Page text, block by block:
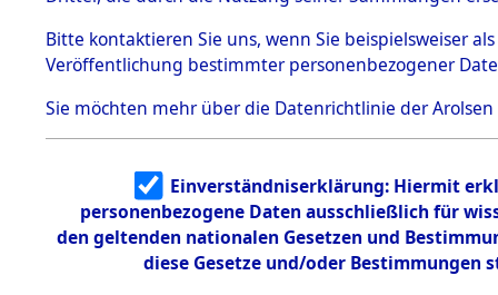
Effekten aus
dem KZ
Dachau,
Landesentsch
ädigungsamt
Effekten aus
dem KZ
Neuengamm
e
Dokument
4467
DOKUMENTE
Bitte kontaktieren Sie uns, wenn Sie beispielsweiser
Veröffentlichung bestimmter personenbezogener
Sie möchten mehr über die Datenrichtlinie der Arolsen
Einverständniserklärung: Hiermit
personenbezogene Daten ausschließlich für
den geltenden nationalen Gesetzen und
diese Gesetze und/oder Bestimmungen